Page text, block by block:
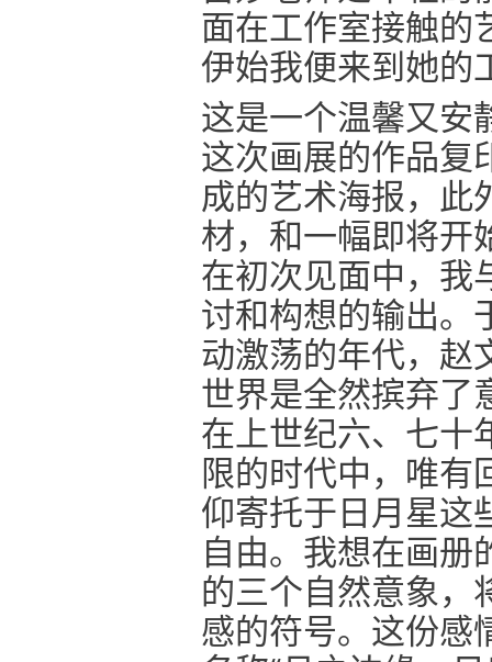
面在工作室接触的
伊始我便来到她的
这是一个温馨又安
这次画展的作品复
成的艺术海报，此
材，和一幅即将开
在初次见面中，我
讨和构想的输出。
动激荡的年代，赵
世界是全然摈弃了
在上世纪六、七十
限的时代中，唯有
仰寄托于日月星这
自由。我想在画册
的三个自然意象，
感的符号。这份感